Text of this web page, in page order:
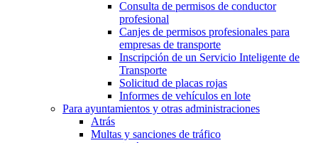
Consulta de permisos de conductor
profesional
Canjes de permisos profesionales para
empresas de transporte
Inscripción de un Servicio Inteligente de
Transporte
Solicitud de placas rojas
Informes de vehículos en lote
Para ayuntamientos y otras administraciones
Atrás
Multas y sanciones de tráfico